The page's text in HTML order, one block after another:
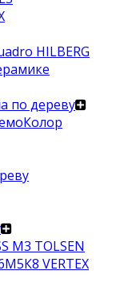
HILBERG
по дереву
M3 TOLSEN
VERTEX